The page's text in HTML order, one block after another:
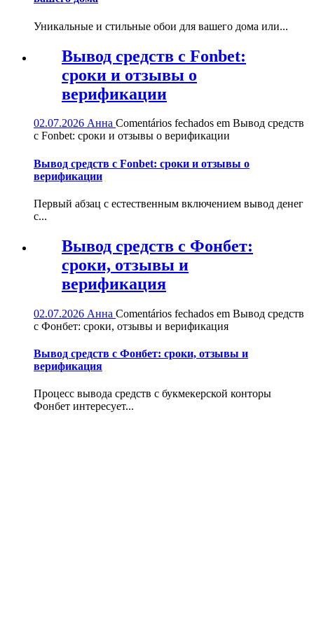
Уникальные и стильные обои для вашего дома или...
Вывод средств с Fonbet:
сроки и отзывы о
верификации
02.07.2026 Анна Comentários fechados em Вывод средств
с Fonbet: сроки и отзывы о верификации
Вывод средств с Fonbet: сроки и отзывы о
верификации
Первый абзац с естественным включением вывод денег
с...
Вывод средств с Фонбет:
сроки, отзывы и
верификация
02.07.2026 Анна Comentários fechados em Вывод средств
с Фонбет: сроки, отзывы и верификация
Вывод средств с Фонбет: сроки, отзывы и
верификация
Процесс вывода средств с букмекерской конторы
Фонбет интересует...